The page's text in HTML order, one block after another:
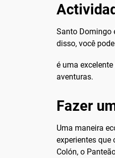
Santo Domingo
disso, você
é uma
aventuras.
Fazer
Uma maneira
experientes
Colón, o